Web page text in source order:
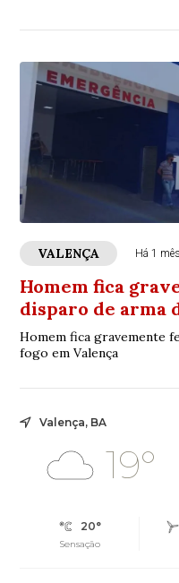
VALENÇA Há 1 mês
Homem fica
disparo de arma
Homem fica gravemente
fogo em Valença
Valença, BA
19°
20°
Sensação